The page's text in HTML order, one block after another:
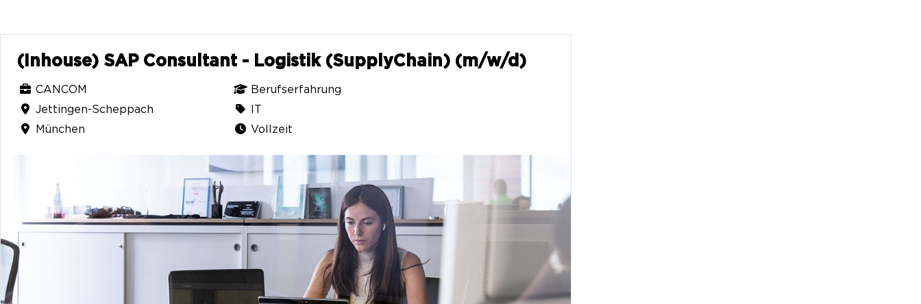
(Inhouse) SAP Consultant - Logistik (SupplyChain) (m/w/d)
CANCOM
Jettingen-Scheppach
München
Berufserfahrung
IT
Vollzeit